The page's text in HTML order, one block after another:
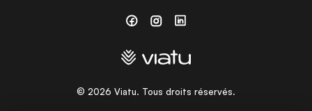
© 2026 Viatu. Tous droits réservés.
FacebookInstagramLinkedin